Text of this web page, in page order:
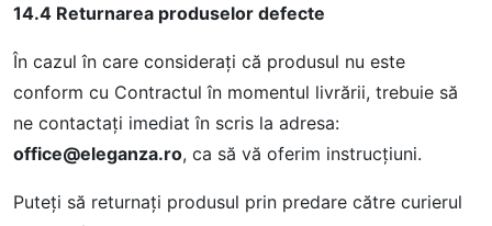
14.4 Returnarea produselor defecte
În cazul în care consideraţi că produsul nu este
conform cu Contractul în momentul livrării, trebuie să
ne contactaţi imediat în scris la adresa:
office@eleganza.ro, ca să vă oferim instrucțiuni.
Puteți să returnați produsul prin predare către curierul